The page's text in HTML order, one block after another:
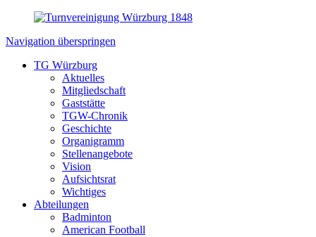
Navigation überspringen
TG Würzburg
Aktuelles
Mitgliedschaft
Gaststätte
TGW-Chronik
Geschichte
Organigramm
Stellenangebote
Vision
Aufsichtsrat
Wichtiges
Abteilungen
Badminton
American Football